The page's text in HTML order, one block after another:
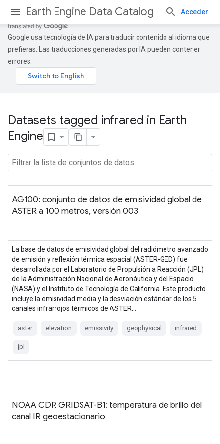
Earth Engine Data Catalog Acceder
Google usa tecnología de IA para traducir contenido al idioma que
prefieras. Las traducciones generadas por IA pueden contener
errores.
Datasets tagged infrared in Earth
Engine
AG100: conjunto de datos de emisividad global de
ASTER a 100 metros, versión 003
La base de datos de emisividad global del radiómetro avanzado
de emisión y reflexión térmica espacial (ASTER-GED) fue
desarrollada por el Laboratorio de Propulsión a Reacción (JPL)
de la Administración Nacional de Aeronáutica y del Espacio
(NASA) y el Instituto de Tecnología de California. Este producto
incluye la emisividad media y la desviación estándar de los 5
canales infrarrojos térmicos de ASTER…
aster elevation emissivity geophysical infrared
jpl
NOAA CDR GRIDSAT-B1: temperatura de brillo del
canal IR geoestacionario